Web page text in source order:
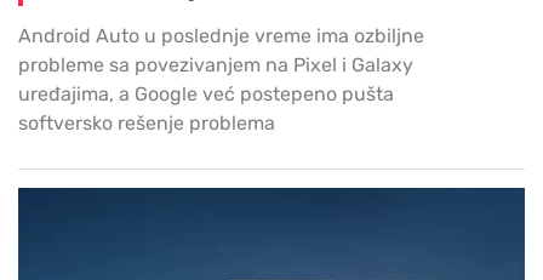
Android Auto u poslednje vreme ima ozbiljne
probleme sa povezivanjem na Pixel i Galaxy
uređajima, a Google već postepeno pušta
softversko rešenje problema